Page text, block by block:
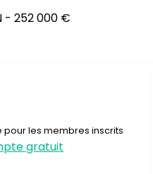
- 252 000 €
les membres inscrits
gratuit